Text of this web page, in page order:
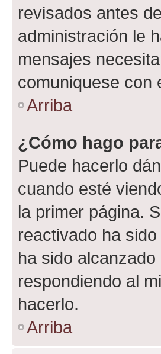
revisados antes
administración le
mensajes
comuniquese con
Arriba
¿Cómo hago
Puede hacerlo
cuando esté
la primer página.
reactivado ha
ha sido
respondiendo al
hacerlo.
Arriba